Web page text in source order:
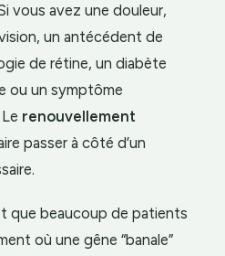
vous avez une douleur,
un antécédent de
de rétine, un diabète
ou un symptôme
renouvellement
passer à côté d’un
que beaucoup de patients
où une gêne “banale”